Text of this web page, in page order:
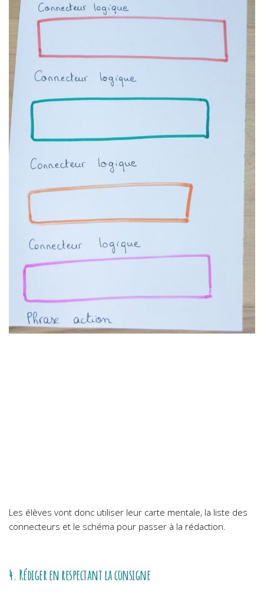
Les élèves vont donc utiliser leur carte mentale, la liste des
connecteurs et le schéma pour passer à la rédaction.
4. Rédiger en respectant la consigne